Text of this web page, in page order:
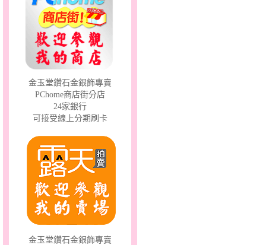
幸福洋溢～金銀鋼套鍊
甜心女孩～金銀鋼女套鍊
金玉堂鑽石金銀飾專賣
PChome商店街分店
24家銀行
可接受線上分期刷卡
金玉堂鑽石金銀飾專賣